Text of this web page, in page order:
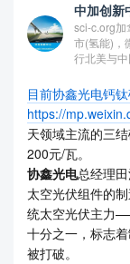
中加创新
sci-c.org加
市(氢能)，
行北美与
目前协鑫光电钙
https://
天领域主流的三
200元/瓦。
协鑫光电总经理
太空光伏组件的
统太空光伏主力
十分之一，标志
被打破。